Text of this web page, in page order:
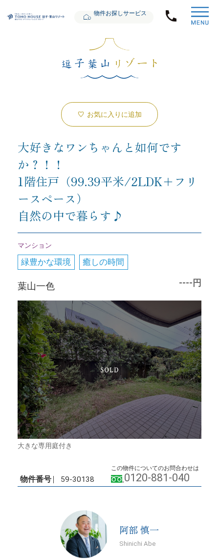
物件お探しサービス
お気に入りに追加
大好きなワンちゃんと如何です
か？！！
1階住戸（99.39平米/2LDK＋フリ
ースペース）
自然の中で暮らす♪
マンション
緑豊かな環境 癒しの時間
葉山一色 ----円
大きな専用庭付き
物件番号 59-30138
この物件についてのお問合わせは
0120-881-040
阿部 慎一
Shinichi Abe